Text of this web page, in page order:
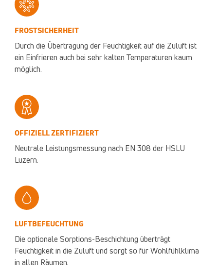
FROSTSICHERHEIT
Durch die Übertragung der Feuchtigkeit auf die Zuluft ist
ein Einfrieren auch bei sehr kalten Temperaturen kaum
möglich.
OFFIZIELL ZERTIFIZIERT
Neutrale Leistungsmessung nach EN 308 der HSLU
Luzern.
LUFTBEFEUCHTUNG
Die optionale Sorptions-Beschichtung überträgt
Feuchtigkeit in die Zuluft und sorgt so für Wohlfühlklima
in allen Räumen.